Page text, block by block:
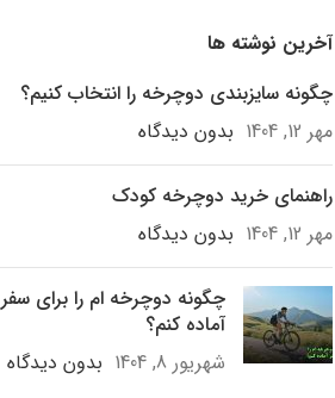
آخرین نوشته ها
چگونه سایزبندی دوچرخه را انتخاب کنیم؟
مهر 12, 1404
بدون دیدگاه
راهنمای خرید دوچرخه کودک
مهر 12, 1404
بدون دیدگاه
چگونه دوچرخه ام را برای سفر
آماده کنم؟
شهریور 8, 1404
بدون دیدگاه